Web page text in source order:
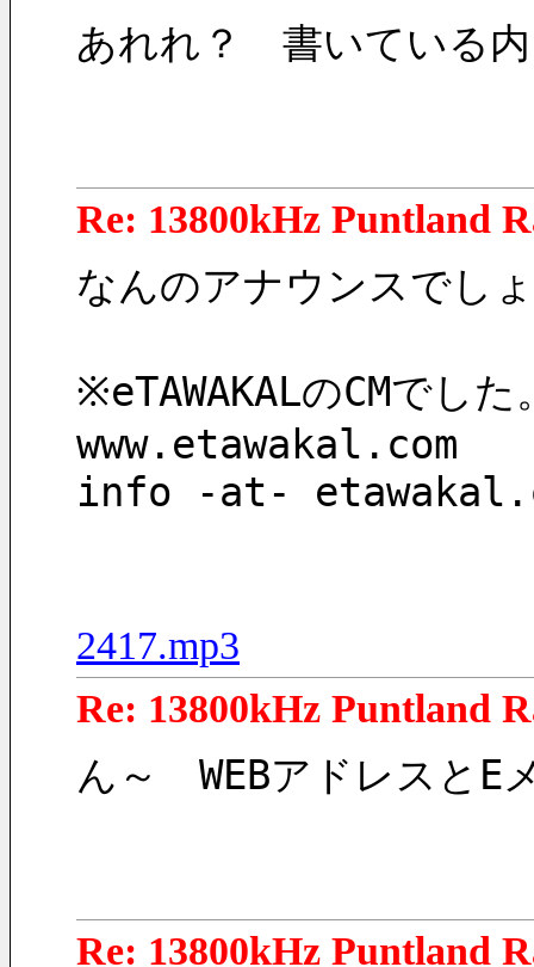
あれれ？　書いている
Re: 13800kHz Puntland
なんのアナウンスでし
※eTAWAKALのCMでした
www.etawakal.com
info -at-
2417.mp3
Re: 13800kHz Puntland
ん～　WEBアドレスと
Re: 13800kHz Puntland